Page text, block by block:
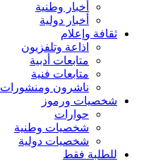
أخبار وطنية
أخبار دولية
ثقافة وإعلام
اذاعة وتلفزيون
متابعات أدبية
متابعات فنية
ناشرون ومنشورات
شخصيات ورموز
حوارات
شخصيات وطنية
شخصيات دولية
للطلبة فقط